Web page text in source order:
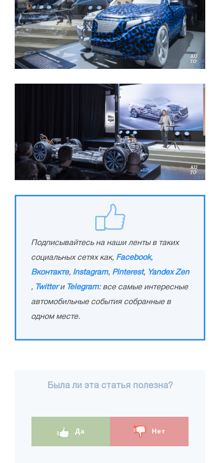
Подписывайтесь на наши ленты в таких
социальных сетях как, Facebook,
Вконтакте, Instagram, Pinterest, Yandex Zen
, Twitterи Telegram: все самые интересные
автомобильные события собранные в
одном месте.
Была ли эта статья полезна?
Да Нет